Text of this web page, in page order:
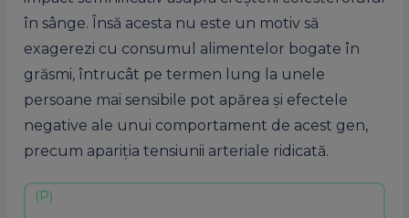
în sânge. Însă acesta nu este un motiv să
exagerezi cu consumul alimentelor bogate în
grăsmi, întrucât pe termen lung la unele
persoane mai sensibile pot apărea şi efectele
negative ale unui comportament de acest gen,
precum apariţia tensiunii arteriale ridicată.